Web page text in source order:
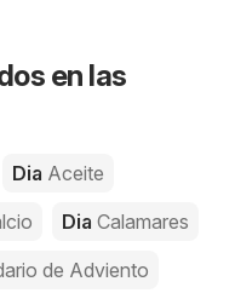
en las
Dia Aceite
Dia Calamares
de Adviento